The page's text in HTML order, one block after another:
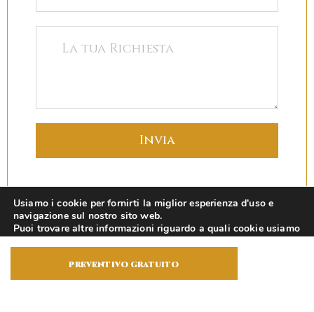
Atti Notarili a Bergamo
I Nostri Servizi
preventivo gratuito
Usiamo i cookie per fornirti la miglior esperienza d'uso e
navigazione sul nostro sito web.
Puoi trovare altre informazioni riguardo a quali cookie usiamo
sul sito o disabilitarli nelleimpostazioni.